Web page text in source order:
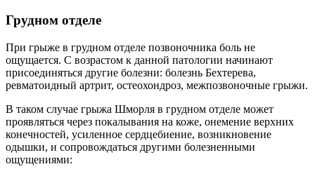
Грудном отделе
При грыже в грудном отделе позвоночника боль не
ощущается. С возрастом к данной патологии начинают
присоединяться другие болезни: болезнь Бехтерева,
ревматоидный артрит, остеохондроз, межпозвоночные грыжи.
В таком случае грыжа Шморля в грудном отделе может
проявляться через покалывания на коже, онемение верхних
конечностей, усиленное сердцебиение, возникновение
одышки, и сопровождаться другими болезненными
ощущениями: